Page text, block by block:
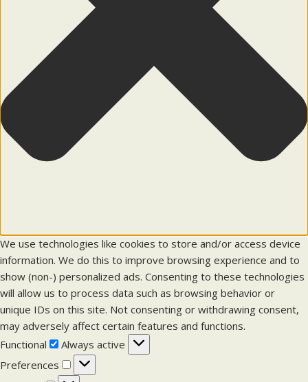
We use technologies like cookies to store and/or access device
information. We do this to improve browsing experience and to
show (non-) personalized ads. Consenting to these technologies
will allow us to process data such as browsing behavior or
unique IDs on this site. Not consenting or withdrawing consent,
may adversely affect certain features and functions.
Functional
F
u
n
Always active
Preferences
P
r